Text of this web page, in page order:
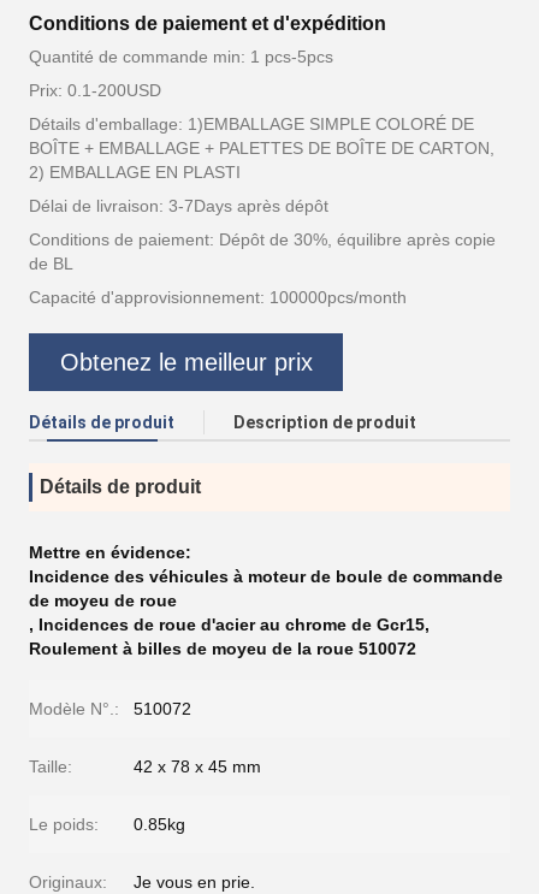
Conditions de paiement et d'expédition
Quantité de commande min: 1 pcs-5pcs
Prix: 0.1-200USD
Détails d'emballage: 1)EMBALLAGE SIMPLE COLORÉ DE
BOÎTE + EMBALLAGE + PALETTES DE BOÎTE DE CARTON,
2) EMBALLAGE EN PLASTI
Délai de livraison: 3-7Days après dépôt
Conditions de paiement: Dépôt de 30%, équilibre après copie
de BL
Capacité d'approvisionnement: 100000pcs/month
Obtenez le meilleur prix
Détails de produit Description de produit
Détails de produit
Mettre en évidence:
Incidence des véhicules à moteur de boule de commande
de moyeu de roue
, Incidences de roue d'acier au chrome de Gcr15,
Roulement à billes de moyeu de la roue 510072
Modèle N°.: 510072
Taille: 42 x 78 x 45 mm
Le poids: 0.85kg
Originaux: Je vous en prie.